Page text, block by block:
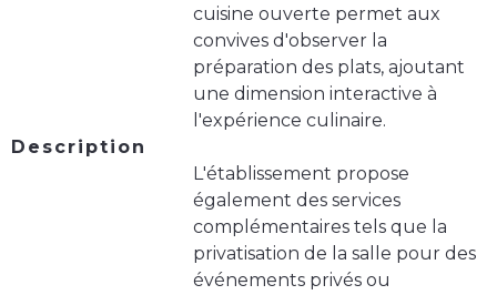
Description
cuisine ouverte permet aux
convives d'observer la
préparation des plats, ajoutant
une dimension interactive à
l'expérience culinaire.
L'établissement propose
également des services
complémentaires tels que la
privatisation de la salle pour des
événements privés ou